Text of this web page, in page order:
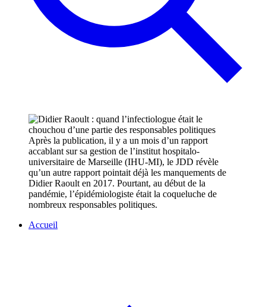
Après la publication, il y a un mois d’un rapport
accablant sur sa gestion de l’institut hospitalo-
universitaire de Marseille (IHU-MI), le JDD révèle
qu’un autre rapport pointait déjà les manquements de
Didier Raoult en 2017. Pourtant, au début de la
pandémie, l’épidémiologiste était la coqueluche de
nombreux responsables politiques.
Accueil